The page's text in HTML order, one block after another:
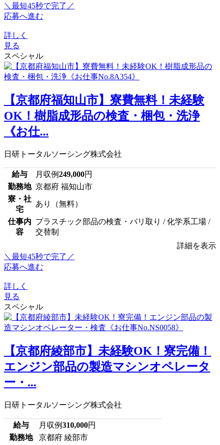
＼最短45秒で完了／
応募へ進む
詳しく
見る
スペシャル
【京都府福知山市】寮費無料！未経験
OK！樹脂成形品の検査・梱包・洗浄
《お仕...
日研トータルソーシング株式会社
給与 月収例249,000円
勤務地 京都府 福知山市
寮・社
宅
あり（無料）
仕事内
容
プラスチック部品の検査・バリ取り / 化学系工場 /
交替制
詳細を表示
＼最短45秒で完了／
応募へ進む
詳しく
見る
スペシャル
【京都府綾部市】未経験OK！寮完備！
エンジン部品の製造マシンオペレータ
ー・...
日研トータルソーシング株式会社
給与 月収例310,000円
勤務地
京都府 綾部市